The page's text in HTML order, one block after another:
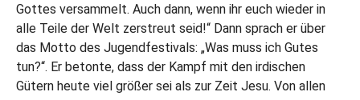
Gottes versammelt. Auch dann, wenn ihr euch wieder in
alle Teile der Welt zerstreut seid!“ Dann sprach er über
das Motto des Jugendfestivals: „Was muss ich Gutes
tun?“. Er betonte, dass der Kampf mit den irdischen
Gütern heute viel größer sei als zur Zeit Jesu. Von allen